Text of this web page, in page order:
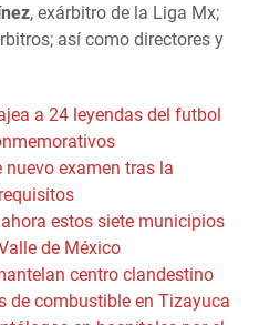
, exárbitro de la Liga Mx;
así como directores y
a 24 leyendas del futbol
examen tras la
estos siete municipios
de México
centro clandestino
de combustible en Tizayuca